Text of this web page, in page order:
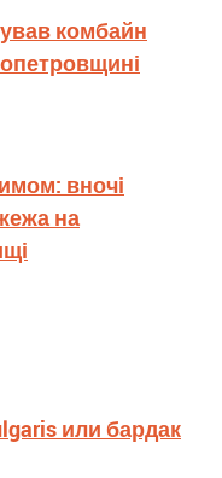
комбайн
вночі
на
или бардак